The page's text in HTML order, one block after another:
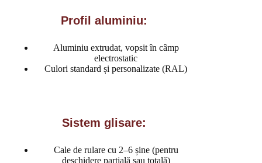
Profil aluminiu:
Aluminiu extrudat, vopsit în câmp
electrostatic
Culori standard și personalizate (RAL)
Sistem glisare:
Cale de rulare cu 2–6 șine (pentru
deschidere parțială sau totală)